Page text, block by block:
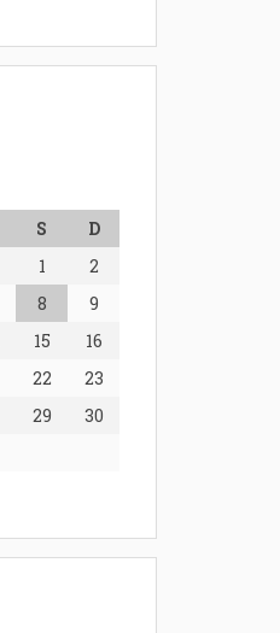
S
D
1
2
8
9
15
16
22
23
29
30